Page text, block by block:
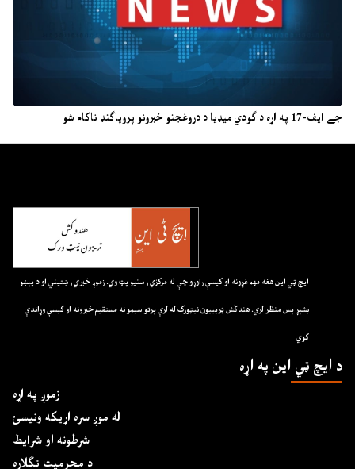
جے ایف-17 په اړه د ګودي میډیا د دروغجنو خبرونو پروپاګنډ ناکام شو
ايچ ټي اين هغه مهم غږونه او کيسې راوړو چې له مرکزي رسنيو پټ وي. زموږ خبري رښتيني او د پېښو
بشپړ پس منظر لري. هندکُش ټريبيون نيټورک له لرې پرتو سيمو نه مستقيم خبرونه او کيسې وړاندې
کوي
د ايچ ټي اين په اړه
زموږ په اړه
له موږ سره اړیکه ونیسئ
شرطونه او شرایط
د محرمیت تګلاره